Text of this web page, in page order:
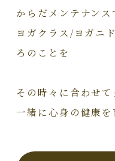
からだメンテナン
ヨガクラス/ヨガニ
ろのことを
その時々に合わせて
一緒に心身の健康を